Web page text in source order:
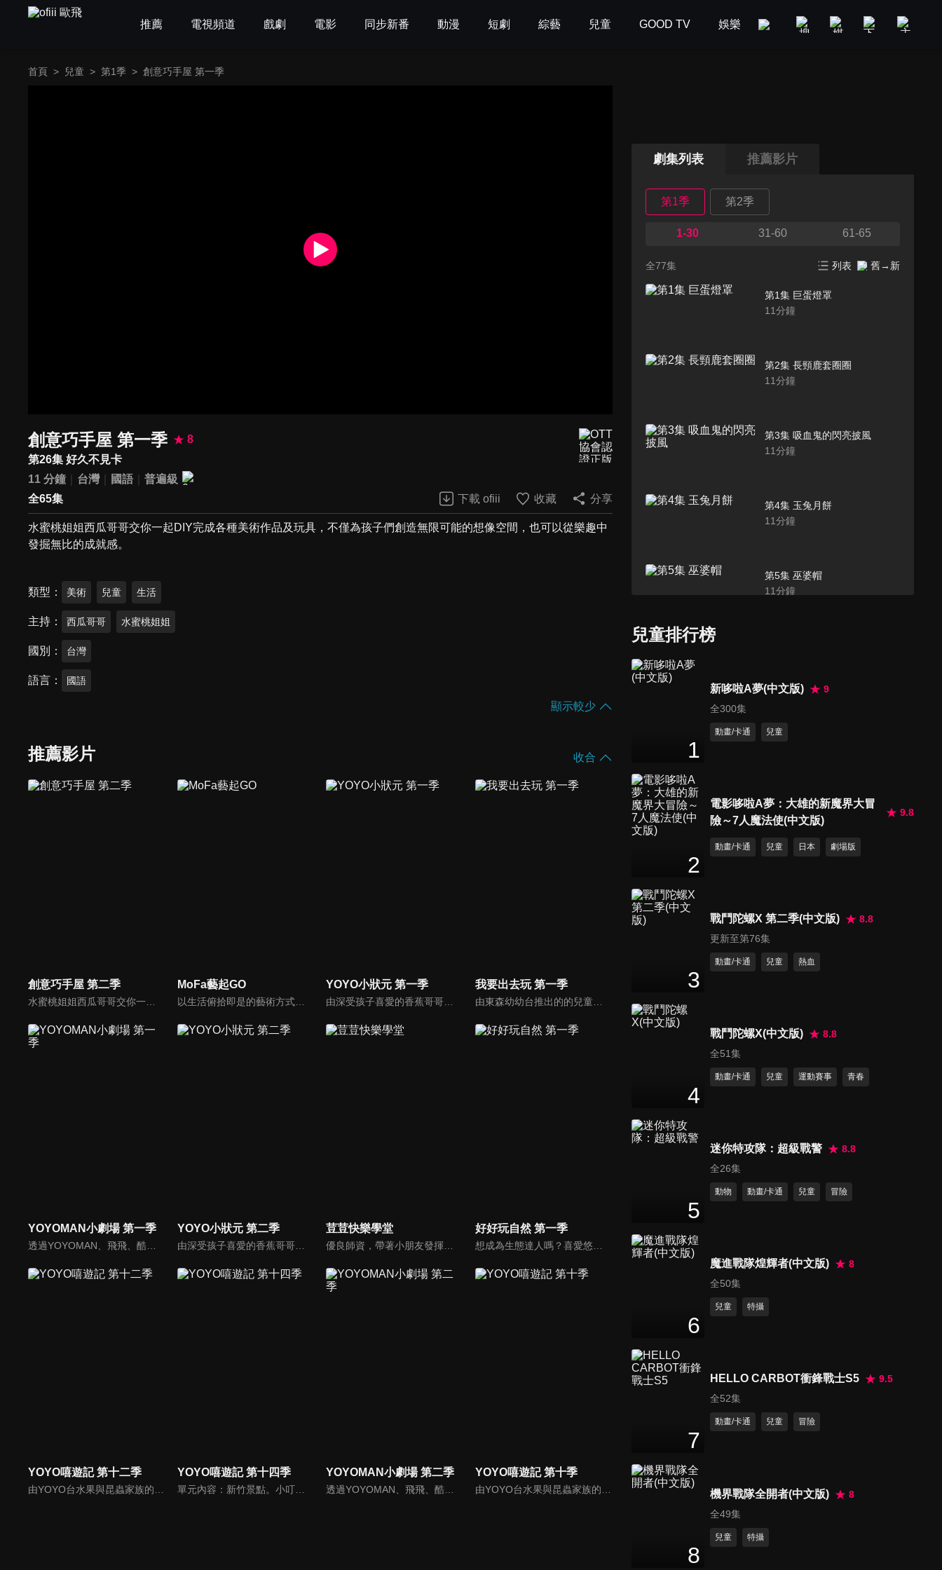
推薦 電視頻道 戲劇 電影 同步新番 動漫 短劇 綜藝 兒童 GOOD TV 娛樂 美食旅遊 新聞政論
首頁 > 兒童 > 第1季 > 創意巧手屋 第一季
創意巧手屋 第一季
8
第26集 好久不見卡
11 分鐘
台灣 國語
普遍級
全65集
下載 ofiii 收藏 分享
水蜜桃姐姐西瓜哥哥交你一起DIY完成各種美術作品及玩具，不僅為孩子們創造無限可能的想像空間，也可以從樂趣中
發掘無比的成就感。
類型 美術 兒童 生活
主持 西瓜哥哥 水蜜桃姐姐
國別 台灣
語言 國語
顯示較少
推薦影片 收合
創意巧手屋 第二季 MoFa藝起GO
以生活俯拾即是的藝術方式呈現，主持人阿雅姐姐與阿典，分別透過生活中不同的藝術體驗及問題展開每一集的主題，帶領觀眾認識藝術作品及藝術家，並結合台灣生活中的藝術，期許藉此打破一般大眾對於藝術曲高和寡的嚴肅刻板印象，不但適合親子共賞，還可引起大家對於藝術賞析的興趣。
YOYO小狀元 第一季 我要出去玩 第一季
由東森幼幼台推出的的兒童旅遊性節目「我要出去玩」，要帶小朋友四處參觀，欣賞台灣美景名勝、人文自然及歷史文物物等，節目結合了知性及趣味，所提供的遊玩資訊，也能做為全國家長親子出遊的參考，繼而鼓勵更多的父母在假日時，帶著孩子一起出去玩，促進親子交流。
YOYOMAN小劇場 第一季 YOYO小狀元 第二季
由深受孩子喜愛的香蕉哥哥林掄元遍訪全台，帶領小朋友認識台灣各地的技藝達人，介紹日常生活中息息相關的行業。
荳荳快樂學堂 好好玩自然 第一季
YOYO嘻遊記 第十二季
由YOYO台水果與昆蟲家族的哥哥姊姊們輪番上陣，帶著電視機前面的大朋友小朋友們，一起找尋最好吃最好玩的地點！輕鬆有趣的節目內容，你千萬不要錯過喔！
YOYO嘻遊記 第十四季
單元內容：新竹景點。小叮噹科學園區、消防博物館、ＱＱ圓、綠世界生態農場。由YOYO台水果與昆蟲家族的哥哥姊姊們輪番上陣，帶著大朋友小朋友們，一起找尋最好吃最好玩的地點！
YOYOMAN小劇場 第二季
透過YOYOMAN、飛飛、酷比和亞米演出的情境小故事教給孩子生活大道理、與人相處之道。
YOYO嘻遊記 第十季
由YOYO台水果與昆蟲家族的哥哥姊姊們輪番上陣，帶著電視機前面的大朋友小朋友們，一起找尋最好吃最好玩的地點！輕鬆有趣的節目內容，你千萬不要錯過喔！
劇集列表 推薦影片
第1季 第2季
1-30 31-60 61-65
全77集 列表 舊→新
第1集 巨蛋燈罩
11分鐘
第2集 長頸鹿套圈圈
11分鐘
第3集 吸血鬼的閃亮披風
11分鐘
第4集 玉兔月餅
11分鐘
第5集 巫婆帽
11分鐘
版
11 分鐘
第10集 麥桿筆插
11
11分鐘
11 分鐘
第17集 乾燥花裝飾樹
第18集 紙板相框
11分鐘
兒童排行榜
1
新哆啦A夢(中文版)
9
全300集
動畫/卡通 兒童
2
電影哆啦A夢：大雄的新魔界大冒
險～7人魔法使(中文版)
9.8
動畫/卡通 兒童 日本 劇場版
3
戰鬥陀螺X 第二季(中文版)
8.8
更新至第76集
動畫/卡通 兒童 熱血
4
戰鬥陀螺X(中文版)
8.8
全51集
動畫/卡通 兒童 運動賽事 青春
5
迷你特攻隊：超級戰警
8.8
全26集
動物 動畫/卡通 兒童 冒險
6
魔進戰隊煌輝者(中文版)
8
全50集
兒童 特攝
7
HELLO CARBOT衝鋒戰士S5
9.5
全52集
動畫/卡通 兒童 冒險
8
機界戰隊全開者(中文版)
8
全49集
兒童 特攝